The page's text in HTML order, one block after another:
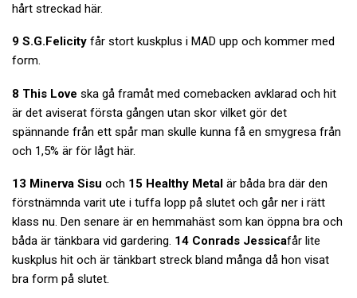
hårt streckad här.
9 S.G.Felicity får stort kuskplus i MAD upp och kommer med
form.
8 This Love ska gå framåt med comebacken avklarad och hit
är det aviserat första gången utan skor vilket gör det
spännande från ett spår man skulle kunna få en smygresa från
och 1,5% är för lågt här.
13 Minerva Sisu och 15 Healthy Metal är båda bra där den
förstnämnda varit ute i tuffa lopp på slutet och går ner i rätt
klass nu. Den senare är en hemmahäst som kan öppna bra och
båda är tänkbara vid gardering. 14 Conrads Jessicafår lite
kuskplus hit och är tänkbart streck bland många då hon visat
bra form på slutet.